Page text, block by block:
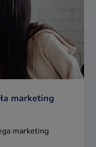
marketing
marketing